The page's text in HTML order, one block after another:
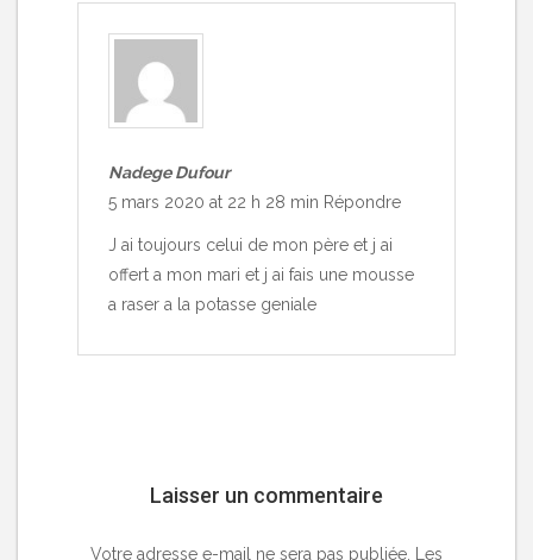
Nadege Dufour
5 mars 2020 at 22 h 28 min Répondre
J ai toujours celui de mon père et j ai
offert a mon mari et j ai fais une mousse
a raser a la potasse geniale
Laisser un commentaire
Votre adresse e-mail ne sera pas publiée.
Les